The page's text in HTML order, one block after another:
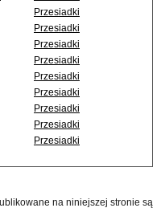
Przesiadki
Przesiadki
Przesiadki
Przesiadki
Przesiadki
Przesiadki
Przesiadki
Przesiadki
Przesiadki
na niniejszej stronie są